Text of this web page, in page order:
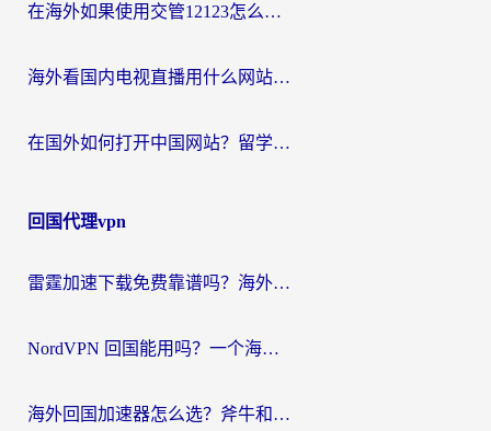
在海外如果使用交管12123怎么处理？留学生亲测有效的回国加速方案
海外看国内电视直播用什么网站比较好？一篇解决你所有追剧难题的实用指南
在国外如何打开中国网站？留学生与海外华人的无缝访问指南
回国代理vpn
雷霆加速下载免费靠谱吗？海外党选回国加速器的避坑指南（附热门工具对比）
NordVPN 回国能用吗？一个海外用户必须面对的真实困境
海外回国加速器怎么选？斧牛和海龟哪个好？一篇帮你避开坑的实用指南